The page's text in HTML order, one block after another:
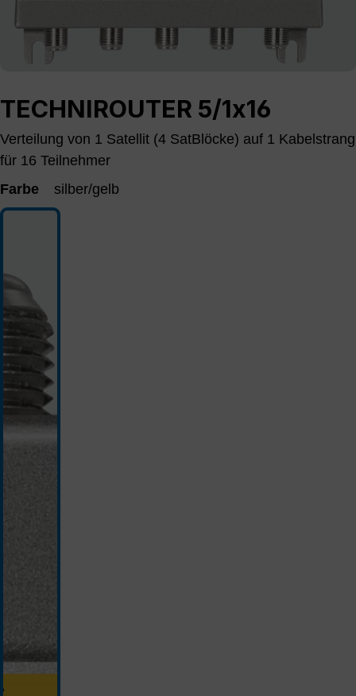
TECHNIROUTER 5/1x16
Verteilung von 1 Satellit (4 SatBlöcke) auf 1 Kabelstrang
für 16 Teilnehmer
Farbe
silber/gelb